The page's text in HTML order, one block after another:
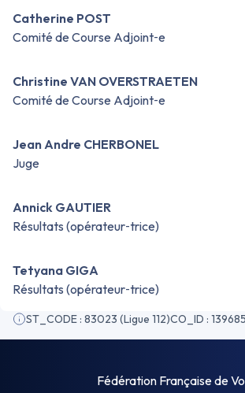
Catherine POST
Comité de Course Adjoint‑e
Christine VAN OVERSTRAETEN
Comité de Course Adjoint‑e
Jean Andre CHERBONEL
Juge
Annick GAUTIER
Résultats (opérateur‑trice)
Tetyana GIGA
Résultats (opérateur‑trice)
ST_CODE : 83023 (Ligue 112)CO_ID : 139685
Fédération Française de